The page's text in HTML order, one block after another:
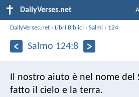
DailyVerses.net
DailyVerses.net ›Libri Biblici ›Salmi › 124
Salmo 124:8
Il nostro aiuto è nel nome del
fatto il cielo e la terra.